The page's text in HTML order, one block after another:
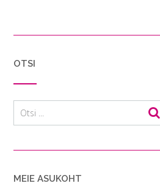
OTSI
MEIE ASUKOHT